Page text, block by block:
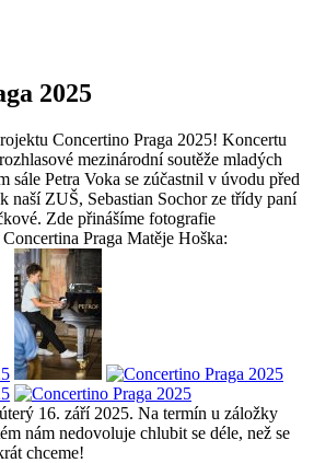
2025
Concertino Praga 2025! Koncertu
mezinárodní soutěže mladých
sále Petra Voka se zúčastnil v úvodu před
naší ZUŠ, Sebastian Sochor ze třídy paní
Zde přinášíme fotografie
Praga Matěje Hoška:
16. září 2025. Na termín u záložky
nám nedovoluje chlubit se déle, než se
chceme!